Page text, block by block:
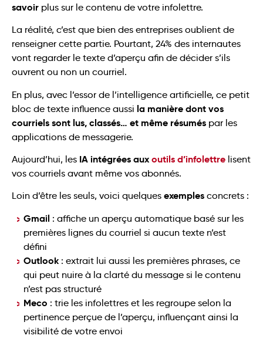
savoir plus sur le contenu de votre infolettre.
La réalité, c’est que bien des entreprises oublient de
renseigner cette partie. Pourtant, 24% des internautes
vont regarder le texte d’aperçu afin de décider s’ils
ouvrent ou non un courriel.
En plus, avec l’essor de l’intelligence artificielle, ce petit
bloc de texte influence aussi la manière dont vos
courriels sont lus, classés… et même résumés par les
applications de messagerie.
Aujourd’hui, les IA intégrées auxoutils d’infolettre lisent
vos courriels avant même vos abonnés.
Loin d’être les seuls, voici quelques exemples concrets :
Gmail : affiche un aperçu automatique basé sur les
premières lignes du courriel si aucun texte n’est
défini
Outlook : extrait lui aussi les premières phrases, ce
qui peut nuire à la clarté du message si le contenu
n’est pas structuré
Meco : trie les infolettres et les regroupe selon la
pertinence perçue de l’aperçu, influençant ainsi la
visibilité de votre envoi